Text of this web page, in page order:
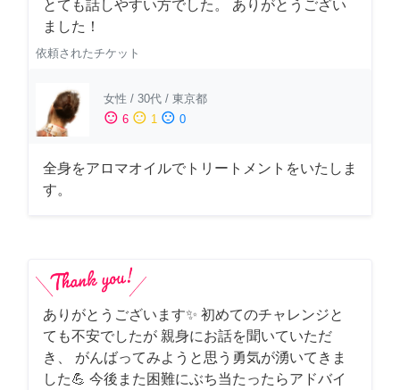
とても話しやすい方でした。 ありがとうござい
ました！
依頼されたチケット
女性 / 30代 / 東京都
sentiment_satisfied 6 sentiment_neutral 1 sentiment_dissatisfied 0
全身をアロマオイルでトリートメントをいたしま
す。
ありがとうございます✨ 初めてのチャレンジと
ても不安でしたが 親身にお話を聞いていただ
き、 がんばってみようと思う勇気が湧いてきま
した💪 今後また困難にぶち当たったらアドバイ